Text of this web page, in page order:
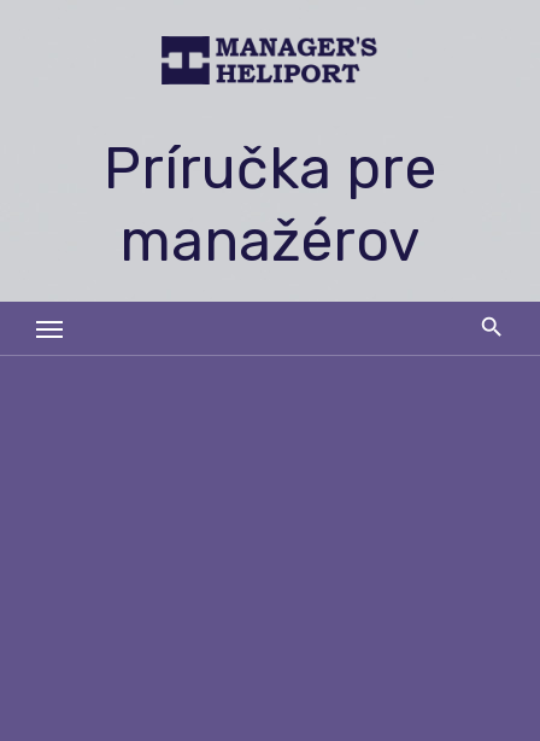
Príručka pre
manažérov